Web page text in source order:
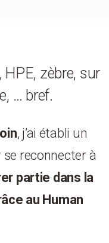
zèbre, sur
… bref.
, j’ai établi un
reconnecter à
partie dans la
au Human